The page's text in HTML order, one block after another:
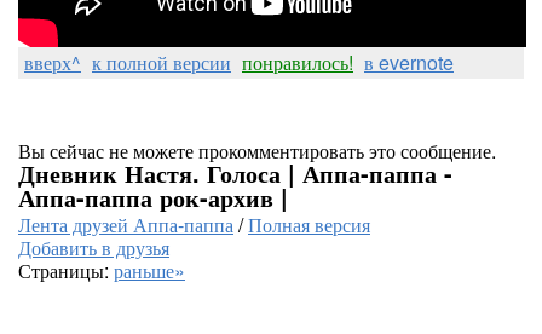
вверх^ к полной версии понравилось! в evernote
Вы сейчас не можете прокомментировать это сообщение.
Дневник Настя. Голоса | Аппа-паппа -
Аппа-паппа рок-архив |
Лента друзей Аппа-паппа/Полная версия
Добавить в друзья
Страницы: раньше»